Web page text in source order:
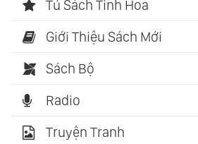
Tủ Sách Tinh Hoa
Giới Thiệu Sách Mới
Sách Bộ
Radio
Truyện Tranh